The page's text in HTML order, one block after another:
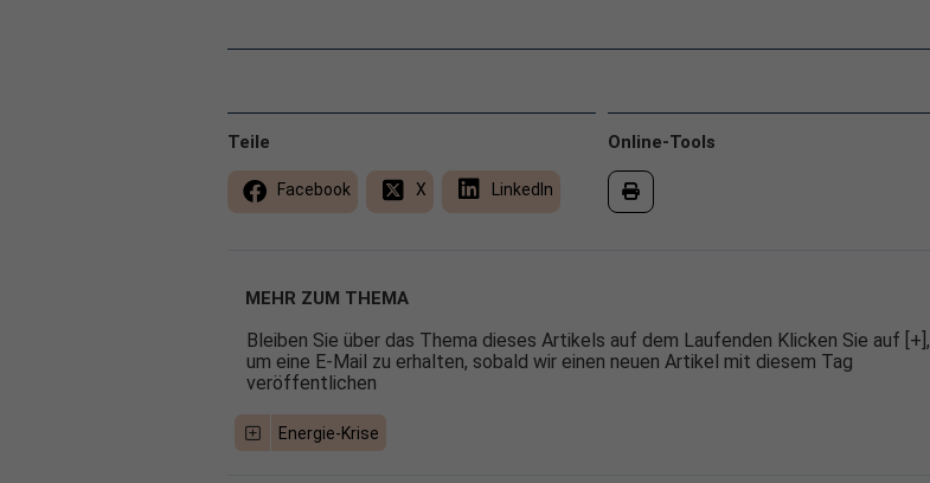
Online-Tools
Teile
Facebook X LinkedIn
MEHR ZUM THEMA
Bleiben Sie über das Thema dieses Artikels auf dem Laufenden Klicken Sie auf [+],
um eine E-Mail zu erhalten, sobald wir einen neuen Artikel mit diesem Tag
veröffentlichen
Energie-Krise